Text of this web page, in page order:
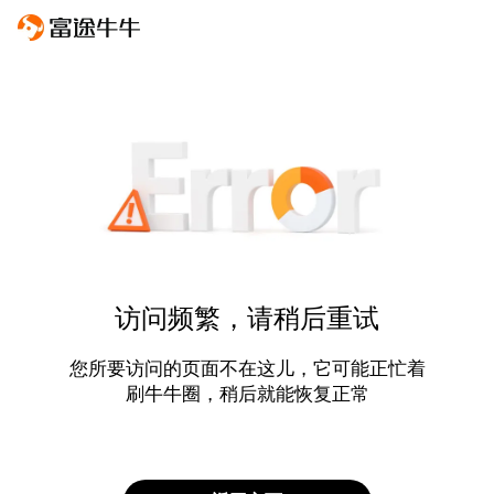
访问频繁，请稍后重试
您所要访问的页面不在这儿，它可能正忙着
刷牛牛圈，稍后就能恢复正常